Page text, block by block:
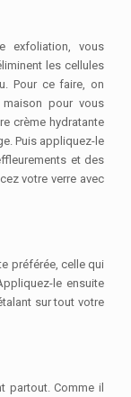
exfoliation, vous
les cellules
Pour ce faire, on
pour vous
crème hydratante
Puis appliquez-le
et des
votre verre avec
préférée, celle qui
le ensuite
sur tout votre
partout. Comme il